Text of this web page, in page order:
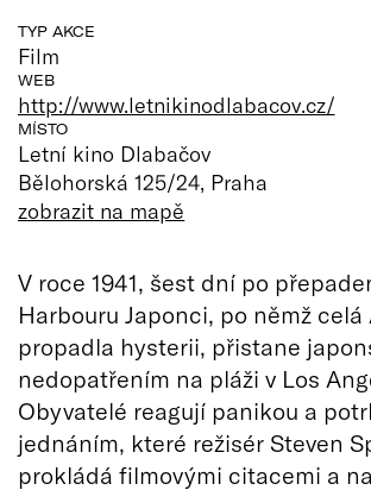
TYP AKCE
Film
WEB
http://www.letnikinodlabacov.cz/
MÍSTO
Letní kino Dlabačov
Bělohorská 125/24, Praha
zobrazit na mapě
V roce 1941, šest dní po
Harbouru Japonci, po němž celá
propadla hysterii, přistane
nedopatřením na pláži v Los
Obyvatelé reagují panikou a
jednáním, které režisér Steven
prokládá filmovými citacemi a